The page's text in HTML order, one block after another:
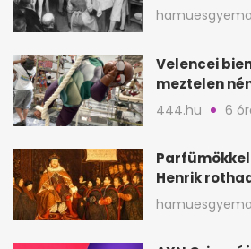
állítólag
követelt
Velencei
meztelen
444.hu 6
Henrik
szagát